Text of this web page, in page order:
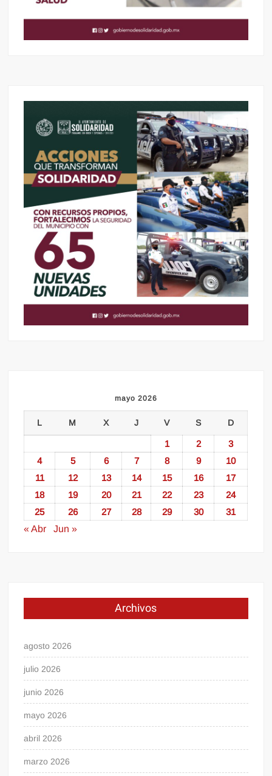
mayo 2026
L M X J V S D
1 2
3
4
5 6 7 8 9
10
11
12 13 14 15 16
17
18
19 20 21 22 23
24
25
26 27 28 29 30
31
« Abr
Jun »
Archivos
agosto 2026
julio 2026
junio 2026
mayo 2026
abril 2026
marzo 2026